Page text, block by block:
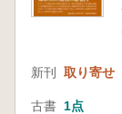
新刊 取り寄せ
古書 1点